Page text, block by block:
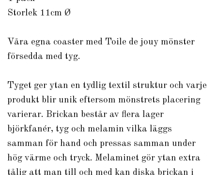
Storlek 11cm Ø
Våra egna coaster med Toile de jouy mönster
försedda med tyg.
Tyget ger ytan en tydlig textil struktur och varje
produkt blir unik eftersom mönstrets placering
varierar. Brickan består av flera lager
björkfanér, tyg och melamin vilka läggs
samman för hand och pressas samman under
hög värme och tryck. Melaminet gör ytan extra
tålig att man till och med kan diska brickan i